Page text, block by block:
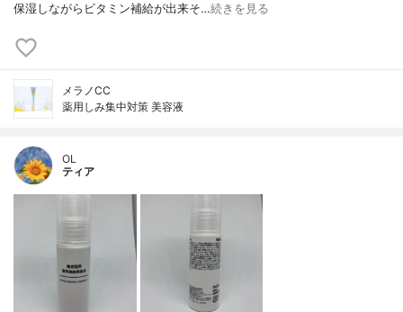
保湿しながらビタミン補給が出来そ…続きを見る
メラノCC
薬用しみ集中対策 美容液
OL
ティア